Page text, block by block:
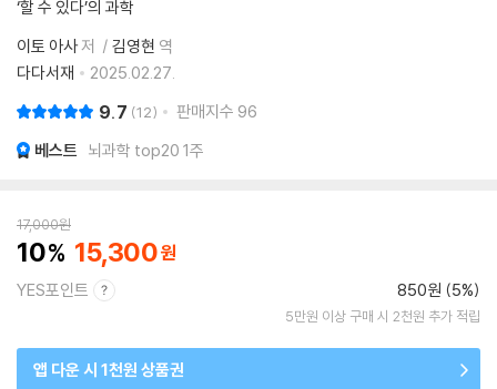
‘할 수 있다’의 과학
이토 아사저 김영현 역
다다서재
2025.02.27.
9.7 12 판매지수 96
베스트 뇌과학 top20 1주
17,000원
10 15,300
YES포인트 850원 (5%)
5만원 이상 구매 시 2천원 추가 적립
앱 다운 시 1천원 상품권